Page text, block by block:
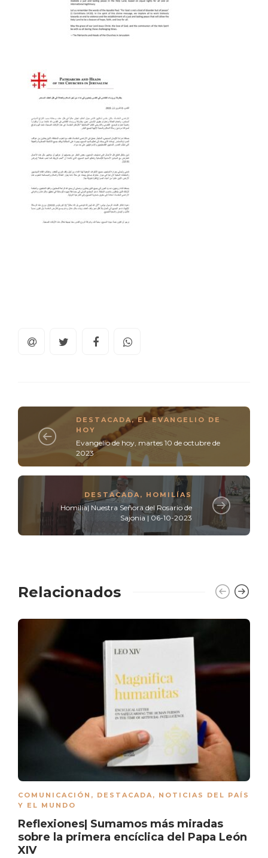
DESTACADA,EL EVANGELIO DE
HOY
Evangelio de hoy, martes 10 de octubre de
2023
DESTACADA, HOMILÍAS
Homilía| Nuestra Señora del Rosario de
Sajonia | 06-10-2023
Relacionados
COMUNICACIÓN , DESTACADA, NOTICIAS DEL PAÍS
Y EL MUNDO
Reflexiones| Sumamos más miradas
sobre la primera encíclica del Papa León
XIV